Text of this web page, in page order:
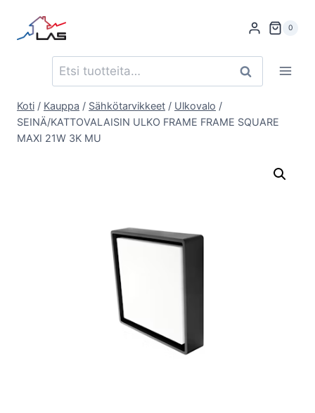
sisältöön
0
Etsi: Haku
Koti / Kauppa / Sähkötarvikkeet / Ulkovalo /
SEINÄ/KATTOVALAISIN ULKO FRAME FRAME SQUARE
MAXI 21W 3K MU